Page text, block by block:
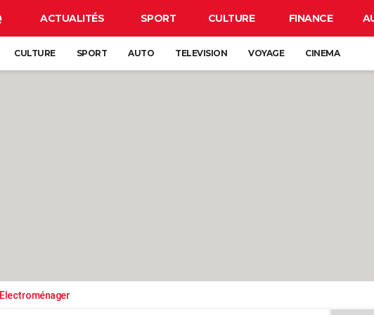
ACTUALITÉS SPORT CULTURE FINANCE
CULTURE SPORT AUTO TELEVISION VOYAGE CINEMA
Electroménager